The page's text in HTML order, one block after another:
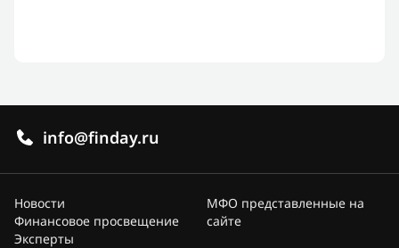
info@finday.ru
Новости
Финансовое просвещение
Эксперты
МФО представленные на
сайте